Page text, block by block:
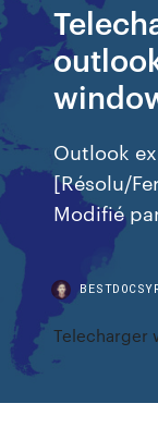
Outlook
[Résolu/
Modifié
Telecharger